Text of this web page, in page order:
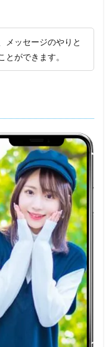
メッセージのやりと
とができます。